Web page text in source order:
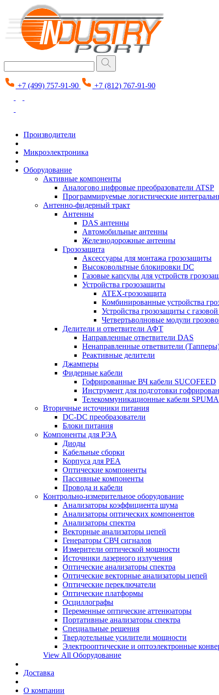
+7 (499) 757-91-90 +7 (812) 767-91-90
Производители
Микроэлектроника
Оборудование
Активные компоненты
Аналогово цифровые преобразователи ATSP
Программируемые логистические
Антенно-фидерный тракт
Антенны
DAS антенны
Автомобильные антенны
Железнодорожные антенны
Грозозащита
Аксессуары для монтажа грозозащиты
Высоковольтные блокировки DC
Газовые капсулы для устройств
Устройства грозозащиты
ATEX-грозозащита
Комбинированные устройства
Устройства грозозащиты с
Четвертьволновые модули
Делители и ответвители АФТ
Направленные ответвители DAS
Ненаправленные ответвители
Реактивные делители
Джамперы
Фидерные кабели
Гофрированные ВЧ кабели SUCOFEED
Инструмент для подготовки
Телекоммуникационные кабели SPUMA
Вторичные источники питания
DC-DC преобразователи
Блоки питания
Компоненты для РЭА
Диоды
Кабельные сборки
Корпуса для РЕА
Оптические компоненты
Пассивные компоненты
Провода и кабели
Контрольно-измерительное оборудование
Анализаторы коэффициента шума
Анализаторы оптических компонентов
Анализаторы спектра
Векторные анализаторы цепей
Генераторы СВЧ сигналов
Измерители оптической мощности
Источники лазерного излучения
Оптические анализаторы спектра
Оптические векторные анализаторы цепей
Оптические переключатели
Оптические платформы
Осциллографы
Переменные оптические аттенюаторы
Портативные анализаторы спектра
Специальные решения
Твердотельные усилители мощности
Электрооптические и оптоэлектронные
View All Оборудование
Доставка
О компании